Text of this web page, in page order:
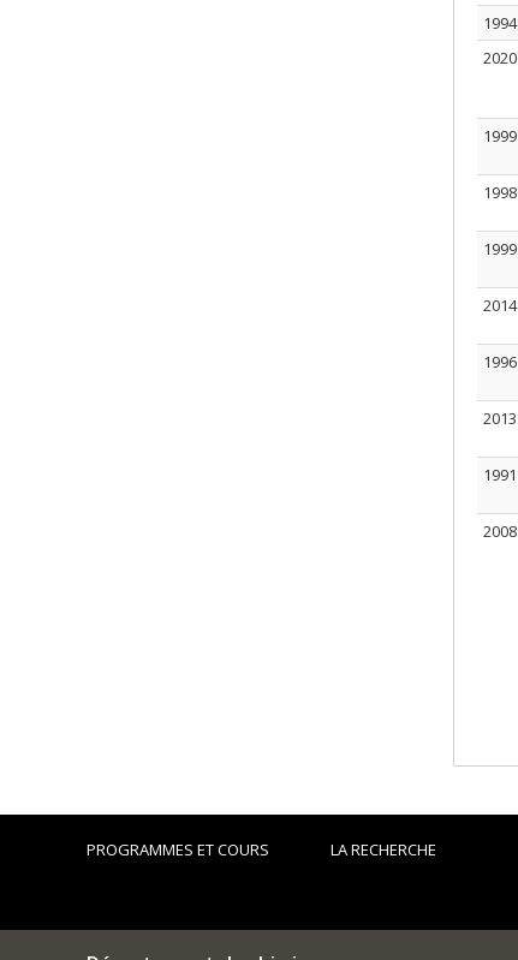
1994
2020
1999
1998
1999
2014
1996
2013
1991
2008
PROGRAMMES ET COURS LA RECHERCHE